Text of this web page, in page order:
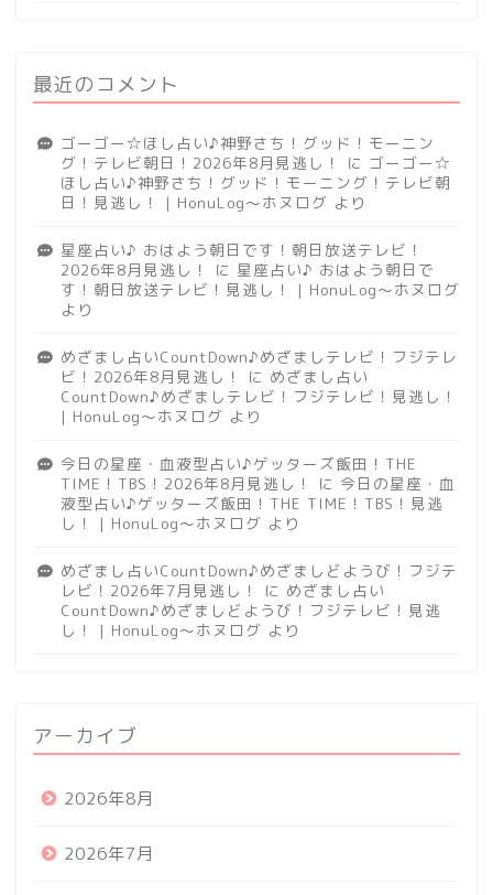
最近のコメント
ゴーゴー☆ほし占い♪神野さち！グッド！モーニン
グ！テレビ朝日！2026年8月見逃し！
に ゴーゴー☆
ほし占い♪神野さち！グッド！モーニング！テレビ朝
日！見逃し！ | HonuLog～ホヌログ より
星座占い♪ おはよう朝日です！朝日放送テレビ！
2026年8月見逃し！
に 星座占い♪ おはよう朝日で
す！朝日放送テレビ！見逃し！ | HonuLog～ホヌログ
より
めざまし占いCountDown♪めざましテレビ！フジテレ
ビ！2026年8月見逃し！
に めざまし占い
CountDown♪めざましテレビ！フジテレビ！見逃し！
| HonuLog～ホヌログ より
今日の星座・血液型占い♪ゲッターズ飯田！THE
TIME！TBS！2026年8月見逃し！
に 今日の星座・血
液型占い♪ゲッターズ飯田！THE TIME！TBS！見逃
し！ | HonuLog～ホヌログ より
めざまし占いCountDown♪めざましどようび！フジテ
レビ！2026年7月見逃し！
に めざまし占い
CountDown♪めざましどようび！フジテレビ！見逃
し！ | HonuLog～ホヌログ より
アーカイブ
2026年8月
2026年7月